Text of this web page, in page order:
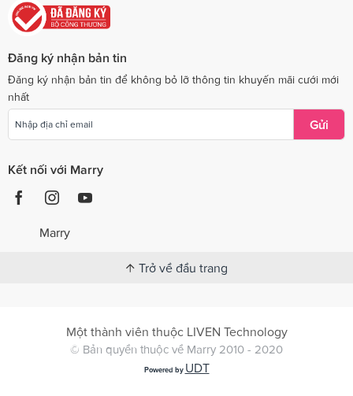
Đăng ký nhận bản tin
Đăng ký nhận bản tin để không bỏ lỡ thông tin khuyến mãi cưới mới
nhất
Gửi
Kết nối với Marry
Marry
Trở về đầu trang
Một thành viên thuộc LIVEN Technology
© Bản quyền thuộc về Marry 2010 - 2020
Powered by UDT